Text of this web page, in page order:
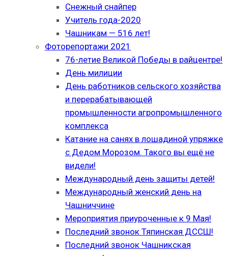
Снежный снайпер
Учитель года-2020
Чашникам — 516 лет!
Фоторепортажи 2021
76-летие Великой Победы в райцентре!
День милиции
День работников сельского хозяйства
и перерабатывающей
промышленности агропромышленного
комплекса
Катание на санях в лошадиной упряжке
с Дедом Морозом. Такого вы ещё не
видели!
Международный день защиты детей!
Международный женский день на
Чашниччине
Мероприятия приуроченные к 9 Мая!
Последний звонок Тяпинская ДССШ!
Последний звонок Чашникская